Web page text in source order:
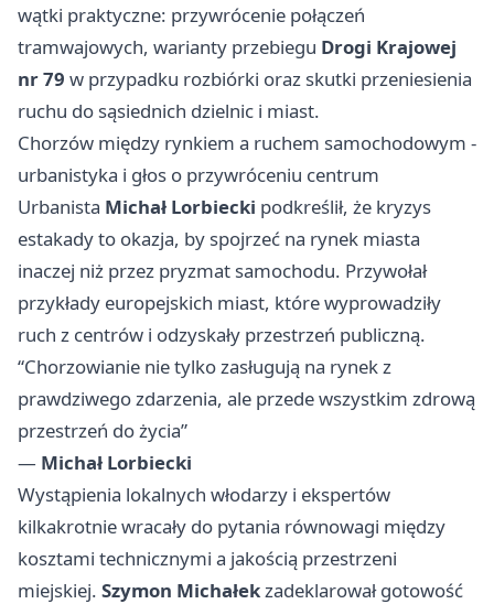
wątki praktyczne: przywrócenie połączeń
tramwajowych, warianty przebiegu Drogi Krajowej
nr 79 w przypadku rozbiórki oraz skutki przeniesienia
ruchu do sąsiednich dzielnic i miast.
Chorzów między rynkiem a ruchem samochodowym -
urbanistyka i głos o przywróceniu centrum
Urbanista Michał Lorbiecki podkreślił, że kryzys
estakady to okazja, by spojrzeć na rynek miasta
inaczej niż przez pryzmat samochodu. Przywołał
przykłady europejskich miast, które wyprowadziły
ruch z centrów i odzyskały przestrzeń publiczną.
“Chorzowianie nie tylko zasługują na rynek z
prawdziwego zdarzenia, ale przede wszystkim zdrową
przestrzeń do życia”
— Michał Lorbiecki
Wystąpienia lokalnych włodarzy i ekspertów
kilkakrotnie wracały do pytania równowagi między
kosztami technicznymi a jakością przestrzeni
miejskiej. Szymon Michałekzadeklarował gotowość